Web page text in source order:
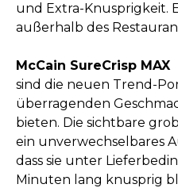
und Extra-Knusprigkeit.
außerhalb des
McCain SureCrisp MAX
sind die neuen Trend-
überragenden
bieten. Die sichtbare
ein unverwechselbares
dass sie unter
Minuten lang knusprig